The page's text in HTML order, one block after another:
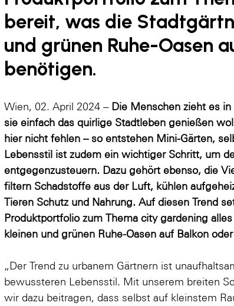
bereit, was die
und grünen Ruhe-Oasen
benötigen.
Wien, 02. April 2024 – Die Menschen zieht es
sie einfach das quirlige Stadtleben genießen
hier nicht fehlen – so entstehen Mini-Gärten,
Lebensstil ist zudem ein wichtiger Schritt, um
entgegenzusteuern. Dazu gehört ebenso, die
filtern Schadstoffe aus der Luft, kühlen
Tieren Schutz und Nahrung. Auf diesen Trend
Produktportfolio zum Thema city gardening
kleinen und grünen Ruhe-Oasen auf Balkon
„Der Trend zu urbanem Gärtnern ist
bewussteren Lebensstil. Mit unserem breiten
wir dazu beitragen, dass selbst auf kleinstem